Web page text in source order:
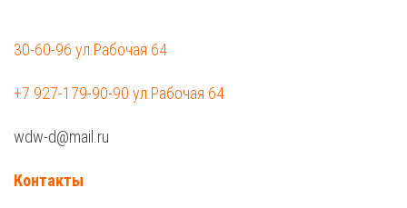
30-60-96 ул.Рабочая 64
+7 927-179-90-90 ул.Рабочая 64
wdw-d@mail.ru
Контакты